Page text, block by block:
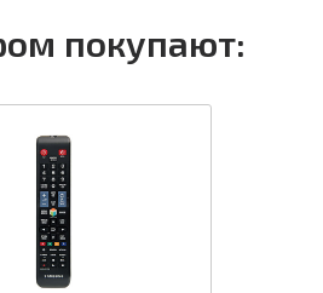
покупают: